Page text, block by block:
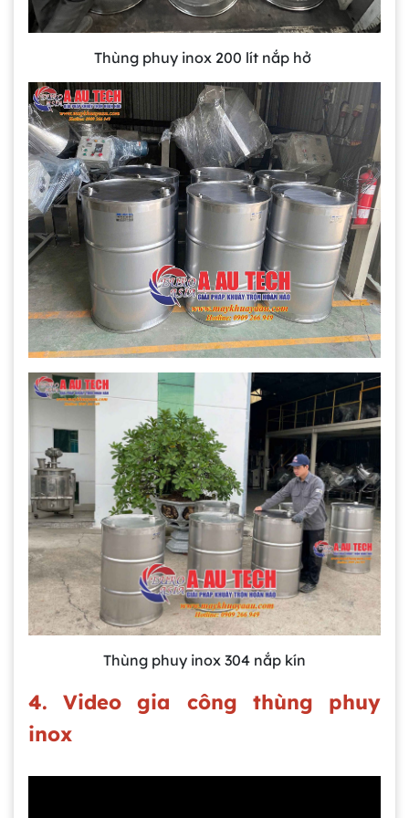
Thùng phuy inox 200 lít nắp hở
Thùng phuy inox 304 nắp kín
4. Video gia công thùng phuy
inox
Gia công bồn khuấy, silo chứa nguyên liệu